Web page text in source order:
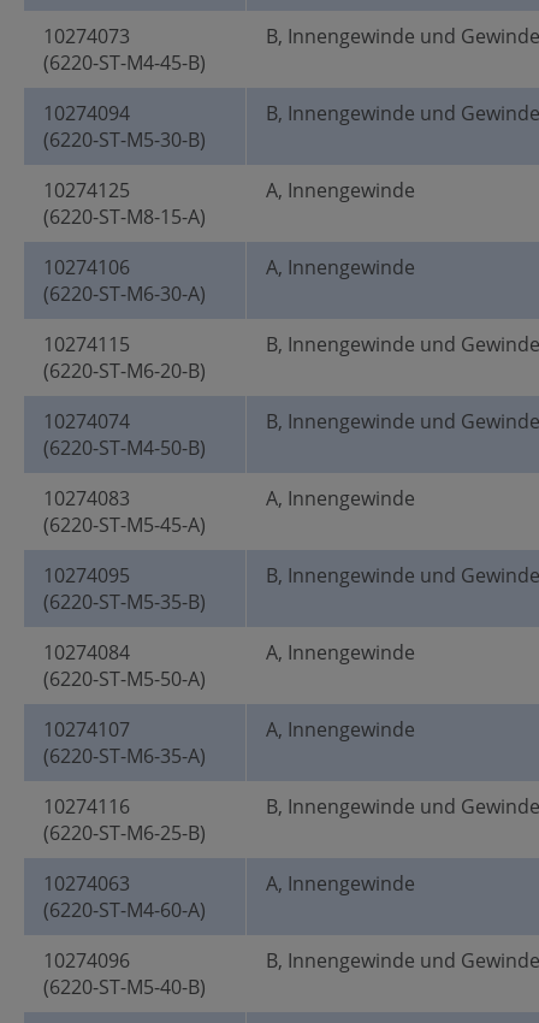
10274073
(6220-ST-M4-45-B)
B, Innengewinde und
10274094
(6220-ST-M5-30-B)
B, Innengewinde und
10274125
(6220-ST-M8-15-A)
A, Innengewinde
10274106
(6220-ST-M6-30-A)
A, Innengewinde
10274115
(6220-ST-M6-20-B)
B, Innengewinde und
10274074
(6220-ST-M4-50-B)
B, Innengewinde und
10274083
(6220-ST-M5-45-A)
A, Innengewinde
10274095
(6220-ST-M5-35-B)
B, Innengewinde und
10274084
(6220-ST-M5-50-A)
A, Innengewinde
10274107
(6220-ST-M6-35-A)
A, Innengewinde
10274116
(6220-ST-M6-25-B)
B, Innengewinde und
10274063
(6220-ST-M4-60-A)
A, Innengewinde
10274096
(6220-ST-M5-40-B)
B, Innengewinde und